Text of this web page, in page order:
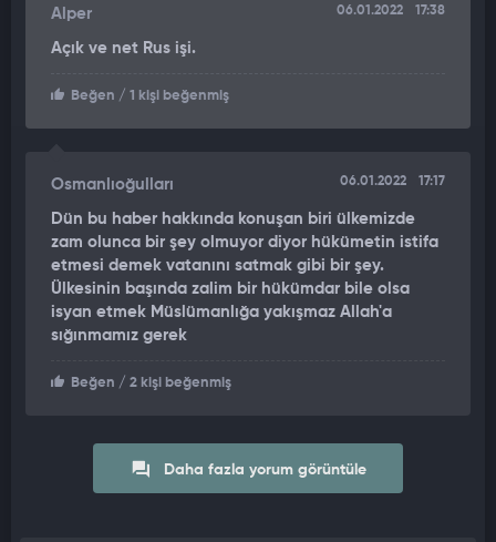
Alper 06.01.2022 17:38
Açık ve net Rus işi.
Beğen / 1 kişi beğenmiş
Osmanlıoğulları 06.01.2022 17:17
Dün bu haber hakkında konuşan biri ülkemizde
zam olunca bir şey olmuyor diyor hükümetin istifa
etmesi demek vatanını satmak gibi bir şey.
Ülkesinin başında zalim bir hükümdar bile olsa
isyan etmek Müslümanlığa yakışmaz Allah'a
sığınmamız gerek
Beğen / 2 kişi beğenmiş
Daha fazla yorum görüntüle